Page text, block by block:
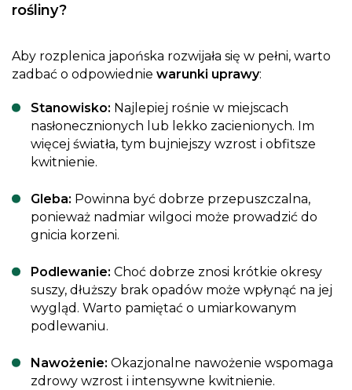
rośliny?
Aby rozplenica japońska rozwijała się w pełni, warto
zadbać o odpowiednie warunki uprawy:
Stanowisko: Najlepiej rośnie w miejscach
nasłonecznionych lub lekko zacienionych. Im
więcej światła, tym bujniejszy wzrost i obfitsze
kwitnienie.
Gleba: Powinna być dobrze przepuszczalna,
ponieważ nadmiar wilgoci może prowadzić do
gnicia korzeni.
Podlewanie: Choć dobrze znosi krótkie okresy
suszy, dłuższy brak opadów może wpłynąć na jej
wygląd. Warto pamiętać o umiarkowanym
podlewaniu.
Nawożenie: Okazjonalne nawożenie wspomaga
zdrowy wzrost i intensywne kwitnienie.